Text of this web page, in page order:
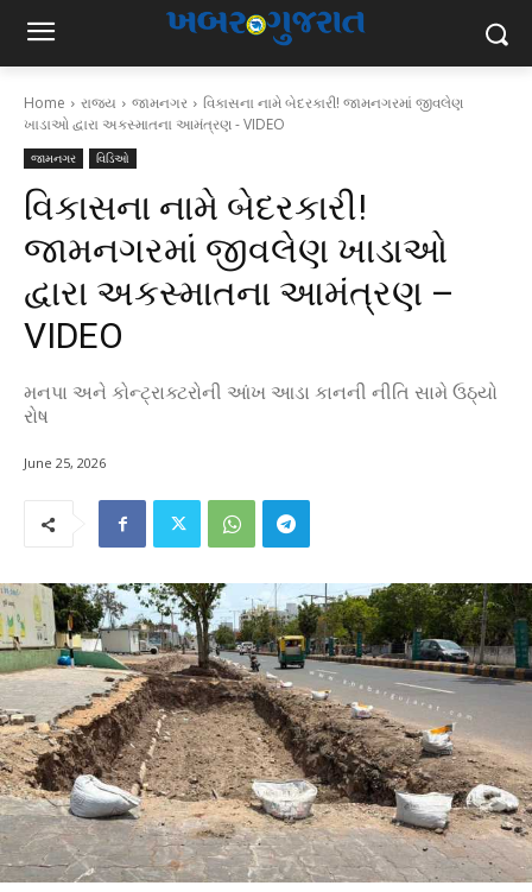
Home રાજ્ય જામનગર
વિકાસના નામે બેદરકારી! જામનગરમાં જીવલેણ
ખાડાઓ દ્વારા અકસ્માતના આમંત્રણ - VIDEO
જામનગર વિડિઓ
વિકાસના નામે બેદરકારી!
જામનગરમાં જીવલેણ ખાડાઓ
દ્વારા અકસ્માતના આમંત્રણ –
VIDEO
મનપા અને કોન્ટ્રાક્ટરોની આંખ આડા કાનની નીતિ સામે ઉઠ્યો
રોષ
June 25, 2026